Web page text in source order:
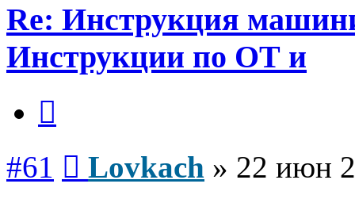
Re: Инструкция
Инструкции по ОТ и
#61 Lovkach » 22 июн